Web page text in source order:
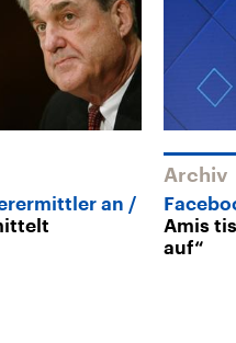
an
Archiv
Amis
auf“